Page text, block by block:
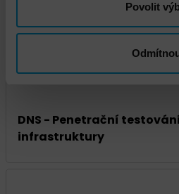
Povolit
DNS - Penetrační
infrastruktury